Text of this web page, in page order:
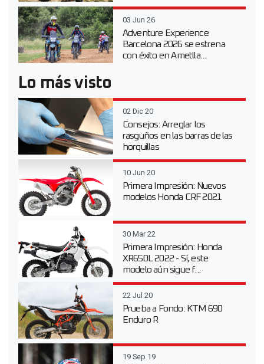
03 Jun 26
Adventure Experience
Barcelona 2026 se estrena
con éxito en Ametlla...
Lo más visto
02 Dic 20
Consejos: Arreglar los
rasguños en las barras de las
horquillas
10 Jun 20
Primera Impresión: Nuevos
modelos Honda CRF 2021
30 Mar 22
Primera Impresión: Honda
XR650L 2022 - Sí, este
modelo aún sigue f...
22 Jul 20
Prueba a Fondo: KTM 690
Enduro R
19 Sep 19